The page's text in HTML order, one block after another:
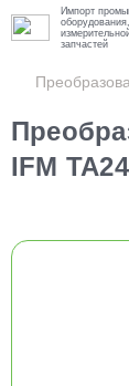
Импорт
запчастей
IFM